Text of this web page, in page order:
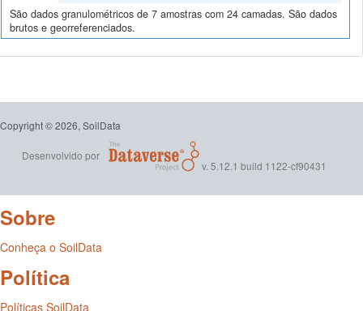
São dados granulométricos de 7 amostras com 24 camadas. São dados
brutos e georreferenciados.
Copyright © 2026, SoilData
Desenvolvido por
v. 5.12.1 build 1122-cf90431
Sobre
Conheça o SoilData
Política
Políticas SoilData